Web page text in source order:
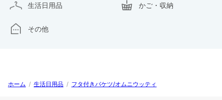
生活日用品 かご・収納
その他
ホーム / 生活日用品 / フタ付きバケツ/オムニウッティ